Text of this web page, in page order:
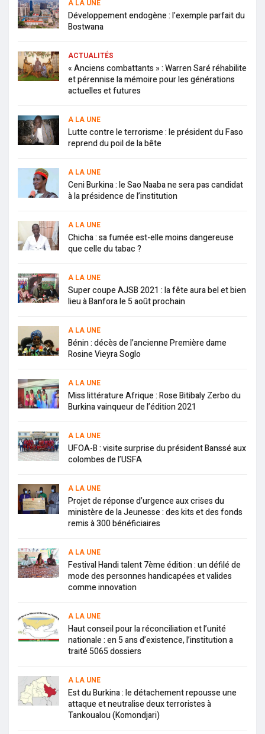
A LA UNE
Développement endogène : l’exemple parfait du
Bostwana
ACTUALITÉS
« Anciens combattants » : Warren Saré réhabilite
et pérennise la mémoire pour les générations
actuelles et futures
A LA UNE
Lutte contre le terrorisme : le président du Faso
reprend du poil de la bête
A LA UNE
Ceni Burkina : le Sao Naaba ne sera pas candidat
à la présidence de l’institution
A LA UNE
Chicha : sa fumée est-elle moins dangereuse
que celle du tabac ?
A LA UNE
Super coupe AJSB 2021 : la fête aura bel et bien
lieu à Banfora le 5 août prochain
A LA UNE
Bénin : décès de l’ancienne Première dame
Rosine Vieyra Soglo
A LA UNE
Miss littérature Afrique : Rose Bitibaly Zerbo du
Burkina vainqueur de l’édition 2021
A LA UNE
UFOA-B : visite surprise du président Banssé aux
colombes de l’USFA
A LA UNE
Projet de réponse d’urgence aux crises du
ministère de la Jeunesse : des kits et des fonds
remis à 300 bénéficiaires
A LA UNE
Festival Handi talent 7ème édition : un défilé de
mode des personnes handicapées et valides
comme innovation
A LA UNE
Haut conseil pour la réconciliation et l’unité
nationale : en 5 ans d’existence, l’institution a
traité 5065 dossiers
A LA UNE
Est du Burkina : le détachement repousse une
attaque et neutralise deux terroristes à
Tankoualou (Komondjari)